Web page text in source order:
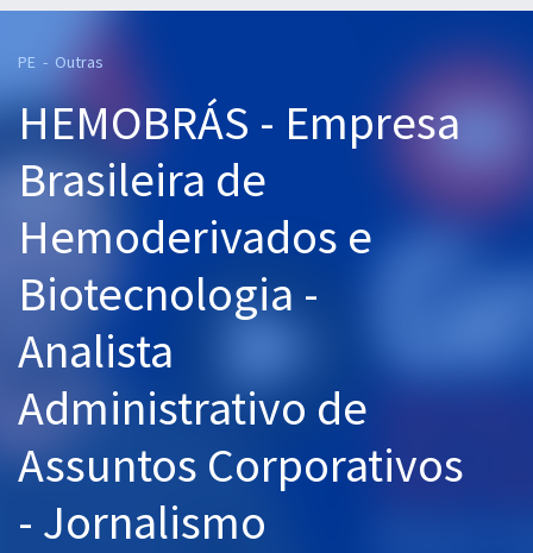
Cursos 20% OFF
Pós
Graduação
OAB
Mentorias
Questões grátis
Aprovados
PE - Outras
HEMOBRÁS - Empresa
Brasileira de
Hemoderivados e
Biotecnologia -
Analista
Administrativo de
Assuntos Corporativos
- Jornalismo